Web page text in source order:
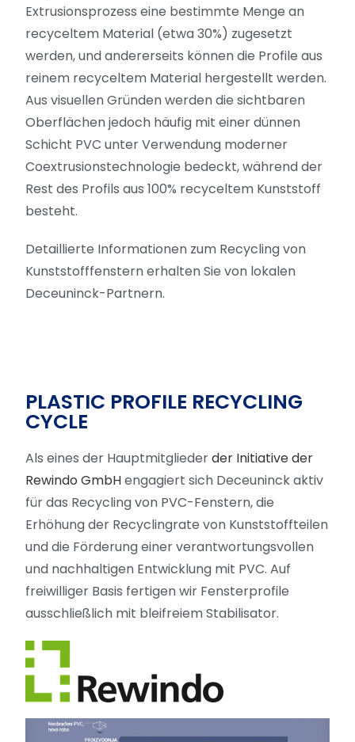
Extrusionsprozess eine bestimmte Menge an
recyceltem Material (etwa 30%) zugesetzt
werden, und andererseits können die Profile aus
reinem recyceltem Material hergestellt werden.
Aus visuellen Gründen werden die sichtbaren
Oberflächen jedoch häufig mit einer dünnen
Schicht PVC unter Verwendung moderner
Coextrusionstechnologie bedeckt, während der
Rest des Profils aus 100% recyceltem Kunststoff
besteht.
Detaillierte Informationen zum Recycling von
Kunststofffenstern erhalten Sie von lokalen
Deceuninck-Partnern.
PLASTIC PROFILE RECYCLING
CYCLE
Als eines der Hauptmitgliederder Initiative der
Rewindo GmbHengagiert sich Deceuninck aktiv
für das Recycling von PVC-Fenstern, die
Erhöhung der Recyclingrate von Kunststoffteilen
und die Förderung einer verantwortungsvollen
und nachhaltigen Entwicklung mit PVC. Auf
freiwilliger Basis fertigen wir Fensterprofile
ausschließlich mit bleifreiem Stabilisator.